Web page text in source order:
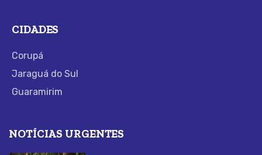
CIDADES
Corupá
Jaraguá do Sul
Guaramirim
NOTÍCIAS URGENTES